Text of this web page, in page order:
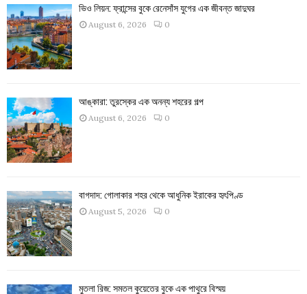
ভিও লিয়ন: ফ্রান্সের বুকে রেনেসাঁস যুগের এক জীবন্ত জাদুঘর
August 6, 2026 0
আঙ্কারা: তুরস্কের এক অনন্য শহরের গল্প
August 6, 2026 0
বাগদাদ: গোলাকার শহর থেকে আধুনিক ইরাকের হৃৎপিণ্ড
August 5, 2026 0
মুতলা রিজ: সমতল কুয়েতের বুকে এক পাথুরে বিস্ময়